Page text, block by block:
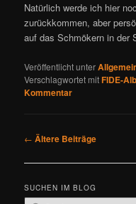
Natürlich werde ich hier
zurückkommen, aber
auf das Schmökern in der
Veröffentlicht unter
Verschlagwortet mitFIDE-
Kommentar
B
i
t
r
← Ältere Beiträge
SUCHEN IM BLOG